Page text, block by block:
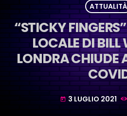
ATTUALITÀ
“STICKY
LOCALE DI
LONDRA CHIUDE
today 3 LUGLIO 2021